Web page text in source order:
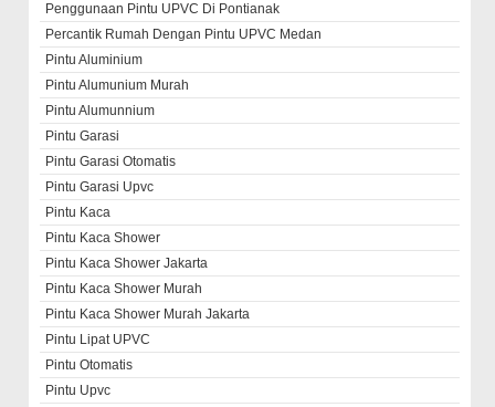
Penggunaan Pintu UPVC Di Pontianak
Percantik Rumah Dengan Pintu UPVC Medan
Pintu Aluminium
Pintu Alumunium Murah
Pintu Alumunnium
Pintu Garasi
Pintu Garasi Otomatis
Pintu Garasi Upvc
Pintu Kaca
Pintu Kaca Shower
Pintu Kaca Shower Jakarta
Pintu Kaca Shower Murah
Pintu Kaca Shower Murah Jakarta
Pintu Lipat UPVC
Pintu Otomatis
Pintu Upvc